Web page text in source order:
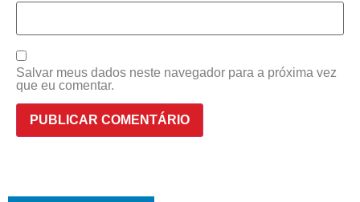
Salvar meus dados neste navegador para a próxima vez
que eu comentar.